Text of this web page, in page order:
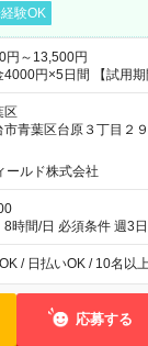
験OK
円～13,500円
入社祝い金
区
市青葉区台原３丁目２
ールド株式会社
8時間/日 必須条件 週3
能な方 ※短期での募集
/ 日払いOK / 10名以
応募する